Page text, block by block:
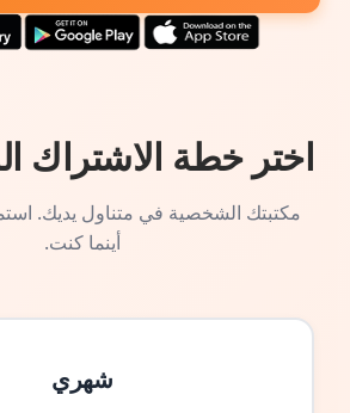
اختر خطة الاشتراك
مكتبتك الشخصية في متناول يديك.
أينما كنت.
شهري